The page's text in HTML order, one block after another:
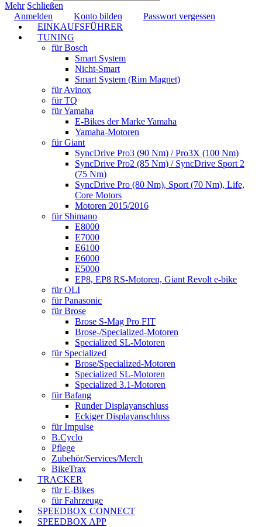
Mehr Schließen
Anmelden
Konto bilden
Passwort vergessen
EINKAUFSFÜHRER
TUNING
für Bosch
Smart System
Nicht-Smart
Smart System (Rim Magnet)
für Avinox
für TQ
für Yamaha
E-Bikes der Marke Yamaha
Yamaha-Motoren
für Giant
SyncDrive Pro3 (90 Nm) / Pro3X (100 Nm)
SyncDrive Pro2 (85 Nm) / SyncDrive Sport 2
(75 Nm)
SyncDrive Pro (80 Nm), Sport (70 Nm), Life,
Core Motors
Motoren 2015/2016
für Shimano
E8000
E7000
E6100
E6000
E5000
EP8, EP8 RS-Motoren, Giant Revolt e-bike
für OLI
für Panasonic
für Brose
Brose S-Mag Pro FIT
Brose-/Specialized-Motoren
Specialized SL-Motoren
für Specialized
Brose/Specialized-Motoren
Specialized SL-Motoren
Specialized 3.1-Motoren
für Bafang
Runder Displayanschluss
Eckiger Displayanschluss
für Impulse
B.Cyclo
Pflege
Zubehör/Services/Merch
BikeTrax
TRACKER
für E-Bikes
für Fahrzeuge
SPEEDBOX CONNECT
SPEEDBOX APP